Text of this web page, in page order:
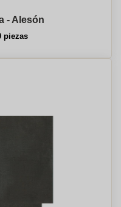
- Alesón
piezas